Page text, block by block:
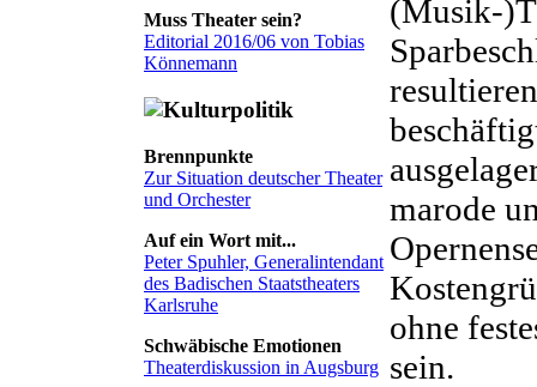
Muss Theater sein?
Editorial 2016/06 von Tobias
Könnemann
Brennpunkte
Zur Situation deutscher Theater
und Orchester
Auf ein Wort mit...
Peter Spuhler, Generalintendant
des Badischen Staatstheaters
Karlsruhe
Schwäbische Emotionen
Theaterdiskussion in Augsburg
(Musik-
marode
ohne
sein.